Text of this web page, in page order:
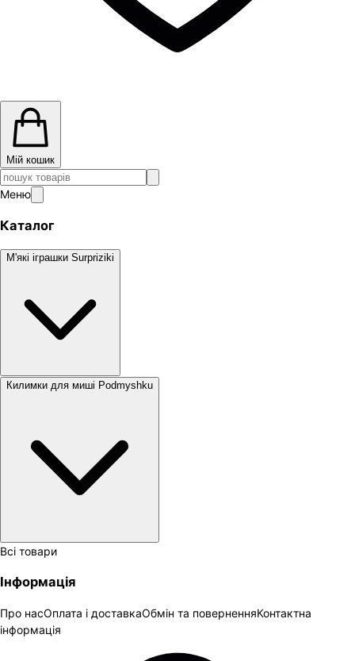
Мій кошик
Меню
Каталог
М'які іграшки Surpriziki
Килимки для миші Podmyshku
Всі товари
Інформація
Про насОплата і доставкаОбмін та поверненняКонтактна
інформація